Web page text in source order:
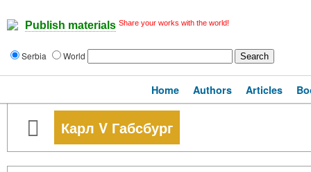
Publish materials Share your works with the world!
Serbia World
Home Authors Articles
Карл V Габсбург